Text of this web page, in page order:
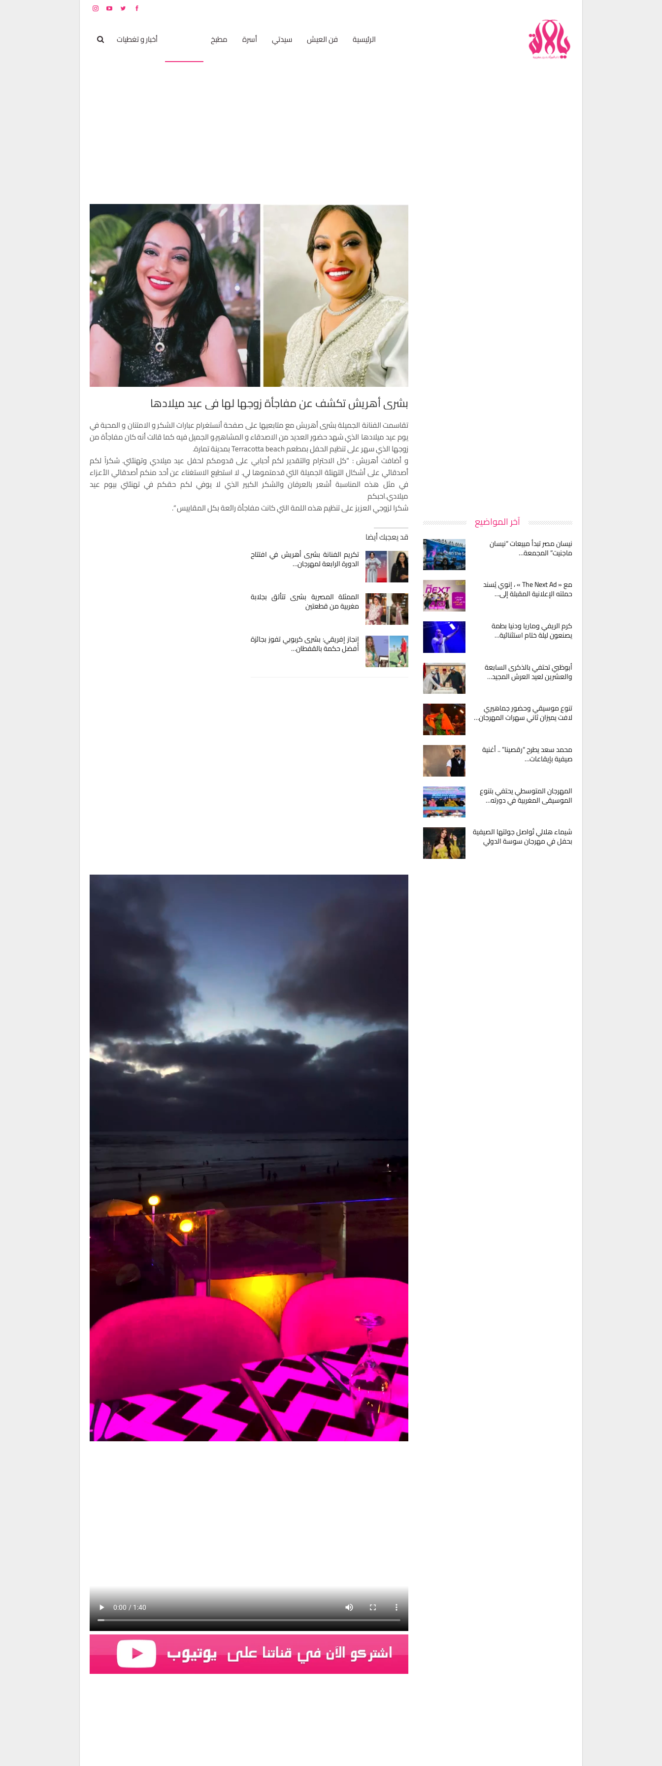
الرئيسية فن العيش سيدتي أسرة مطبخ أخبار و تغطيات
بشرى أهريش تكشف عن مفاجأة زوجها لها في عيد ميلادها
تقاسمت الفنانة الجميلة بشرى أهريش مع متابعيها على صفحة أنستغرام عبارات الشكر و الامتنان و المحبة في
يوم عيد ميلادها الذي شهد حضور العديد من الاصدقاء و المشاهير،و الجميل فيه كما قالت أنه كان مفاجأة من
زوجها الذي سهر على تنظيم الحفل بمطعم Terracotta beach بمدينة تمارة.
و أضافت أهريش : “كل الاحترام والتقدير لكم أحبابي على قدومكم لحفل عيد ميلادي وتهنئتي. شكراً لكم
أصدقائي على أشكال التهنئة الجميلة التي قدمتموها لي. لا استطيع الاستغناء عن أحد منكم أصدقائي الأعزاء
في مثل هذه المناسبة أشعر بالعرفان والشكر الكبير الذي لا يوفي لكم حقكم في تهنئتي بيوم عيد
ميلادي.احبكم
شكرا لزوجي العزيز على تنظيم هذه اللمة التي كانت مفاجأة رائعة بكل المقاييس “.
قد يعجبك أيضا
تكريم الفنانة بشرى أهريش في افتتاح
الدورة الرابعة لمهرجان…
الممثلة المصرية بشرى تتألق بجلابة
مغربية من قطعتين
إنجاز إفريقي: بشرى كربوبي تفوز بجائزة
أفضل حكمة بالقفطان…
آخر المواضيع
نيسان مصر تبدأ مبيعات “نيسان
ماجنيت” المجمعة…
مع « The Next Ad » ، إنوي يُسند
حملته الإعلانية المقبلة إلى…
كرم الريفي وماريا ودنيا بطمة
يصنعون ليلة ختام استثنائية…
أبوظبي تحتفي بالذكرى السابعة
والعشرين لعيد العرش المجيد…
تنوع موسيقي وحضور جماهيري
لافت يميزان ثاني سهرات المهرجان…
محمد سعد يطرح “رقصينا” .. أغنية
صيفية بإيقاعات…
المهرجان المتوسطي يحتفي بتنوع
الموسيقى المغربية في دورته…
شيماء هلالي تُواصل جولتها الصيفية
بحفل في مهرجان سوسة الدولي